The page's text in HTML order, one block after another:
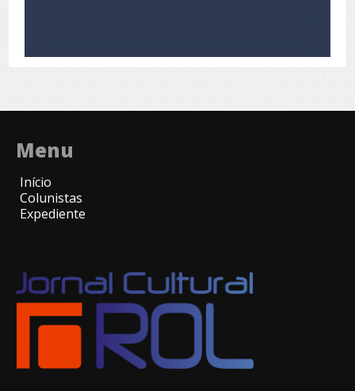
Menu
Início
Colunistas
Expediente